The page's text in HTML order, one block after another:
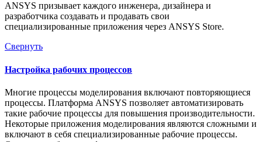
ANSYS призывает каждого инженера, дизайнера и
разработчика создавать и продавать свои
специализированные приложения через ANSYS Store.
Свернуть
Настройка рабочих процессов
Многие процессы моделирования включают повторяющиеся
процессы. Платформа ANSYS позволяет автоматизировать
такие рабочие процессы для повышения производительности.
Некоторые приложения моделирования являются сложными и
включают в себя специализированные рабочие процессы.